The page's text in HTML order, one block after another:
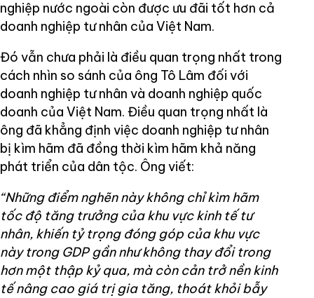
nghiệp nước ngoài còn được ưu đãi tốt hơn cả
doanh nghiệp tư nhân của Việt Nam.
Đó vẫn chưa phải là điều quan trọng nhất trong
cách nhìn so sánh của ông Tô Lâm đối với
doanh nghiệp tư nhân và doanh nghiệp quốc
doanh của Việt Nam. Điều quan trọng nhất là
ông đã khẳng định việc doanh nghiệp tư nhân
bị kìm hãm đã đồng thời kìm hãm khả năng
phát triển của dân tộc. Ông viết:
“Những điểm nghẽn này không chỉ kìm hãm
tốc độ tăng trưởng của khu vực kinh tế tư
nhân, khiến tỷ trọng đóng góp của khu vực
này trong GDP gần như không thay đổi trong
hơn một thập kỷ qua, mà còn cản trở nền kinh
tế nâng cao giá trị gia tăng, thoát khỏi bẫy